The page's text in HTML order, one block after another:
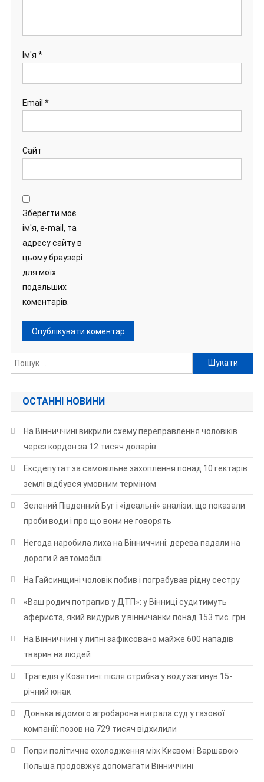
Ім'я *
Email *
Сайт
Зберегти моє
ім'я, e-mail, та
адресу сайту в
цьому браузері
для моїх
подальших
коментарів.
Пошук:
ОСТАННІ НОВИНИ
На Вінниччині викрили схему переправлення чоловіків
через кордон за 12 тисяч доларів
Ексдепутат за самовільне захоплення понад 10 гектарів
землі відбувся умовним терміном
Зелений Південний Буг і «ідеальні» аналізи: що показали
проби води і про що вони не говорять
Негода наробила лиха на Вінниччині: дерева падали на
дороги й автомобілі
На Гайсинщині чоловік побив і пограбував рідну сестру
«Ваш родич потрапив у ДТП»: у Вінниці судитимуть
афериста, який видурив у вінничанки понад 153 тис. грн
На Вінниччині у липні зафіксовано майже 600 нападів
тварин на людей
Трагедія у Козятині: після стрибка у воду загинув 15-
річний юнак
Донька відомого агробарона виграла суд у газової
компанії: позов на 729 тисяч відхилили
Попри політичне охолодження між Києвом і Варшавою
Польща продовжує допомагати Вінниччині